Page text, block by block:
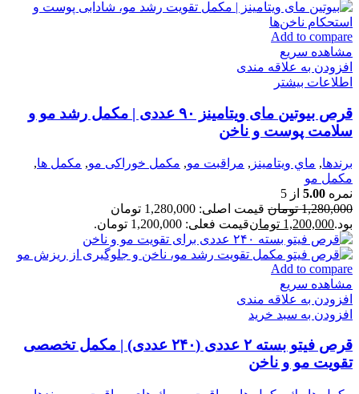
Add to compare
مشاهده سریع
افزودن به علاقه مندی
اطلاعات بیشتر
قرص بیوتین مای ویتامینز ۹۰ عددی | مکمل رشد مو و
سلامت پوست و ناخن
برندها, ماي ويتامينز , مراقبت مو, مكمل خوراكی مو, مكمل ها,
مکمل مو
نمره 5.00 از 5
1,280,000 تومان
قیمت اصلی: 1,280,000 تومان
بود.1,200,000 تومانقیمت فعلی: 1,200,000 تومان.
Add to compare
مشاهده سریع
افزودن به علاقه مندی
افزودن به سبد خرید
قرص فیتو بسته ۲ عددی (۲۴۰ عددی) | مکمل تخصصی
تقویت مو و ناخن